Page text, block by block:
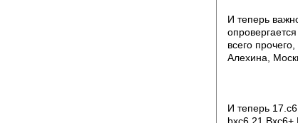
И теперь
всего
Алехина,
И теперь